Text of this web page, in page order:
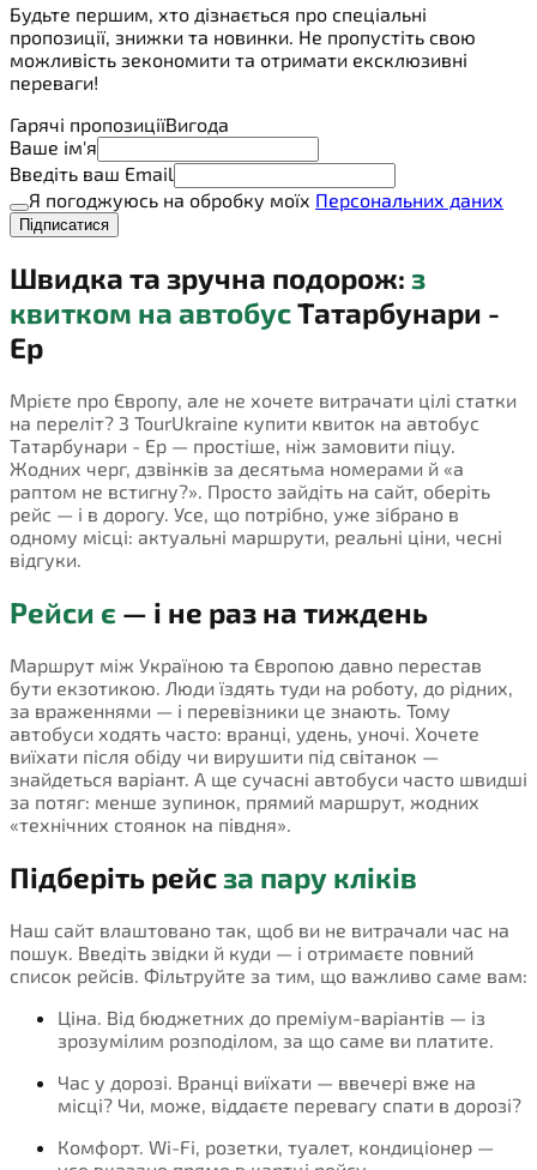
Будьте першим, хто дізнається про спеціальні
пропозиції, знижки та новинки. Не пропустіть свою
можливість зекономити та отримати ексклюзивні
переваги!
Гарячі пропозиціїВигода
Ваше ім'я
Введіть ваш Email
Я погоджуюсь на обробку моїх Персональних даних
Підписатися
Швидка та зручна подорож: з
квитком на автобусТатарбунари -
Ер
Мрієте про Європу, але не хочете витрачати цілі статки
на переліт? З TourUkraine купити квиток на автобус
Татарбунари - Ер — простіше, ніж замовити піцу.
Жодних черг, дзвінків за десятьма номерами й «а
раптом не встигну?». Просто зайдіть на сайт, оберіть
рейс — і в дорогу. Усе, що потрібно, уже зібрано в
одному місці: актуальні маршрути, реальні ціни, чесні
відгуки.
Рейси є — і не раз на тиждень
Маршрут між Україною та Європою давно перестав
бути екзотикою. Люди їздять туди на роботу, до рідних,
за враженнями — і перевізники це знають. Тому
автобуси ходять часто: вранці, удень, уночі. Хочете
виїхати після обіду чи вирушити під світанок —
знайдеться варіант. А ще сучасні автобуси часто швидші
за потяг: менше зупинок, прямий маршрут, жодних
«технічних стоянок на півдня».
Підберіть рейсза пару кліків
Наш сайт влаштовано так, щоб ви не витрачали час на
пошук. Введіть звідки й куди — і отримаєте повний
список рейсів. Фільтруйте за тим, що важливо саме вам:
Ціна. Від бюджетних до преміум-варіантів — із
зрозумілим розподілом, за що саме ви платите.
Час у дорозі. Вранці виїхати — ввечері вже на
місці? Чи, може, віддаєте перевагу спати в дорозі?
Комфорт. Wi-Fi, розетки, туалет, кондиціонер —